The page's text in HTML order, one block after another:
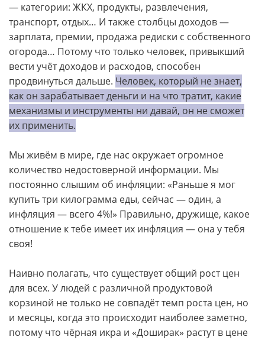
— категории: ЖКХ, продукты, развлечения,
транспорт, отдых… И также столбцы доходов —
зарплата, премии, продажа редиски с собственного
огорода… Потому что только человек, привыкший
вести учёт доходов и расходов, способен
продвинуться дальше. Человек, который не знает,
как он зарабатывает деньги и на что тратит, какие
механизмы и инструменты ни давай, он не сможет
их применить.
Мы живём в мире, где нас окружает огромное
количество недостоверной информации. Мы
постоянно слышим об инфляции: «Раньше я мог
купить три килограмма еды, сейчас — один, а
инфляция — всего 4%!» Правильно, дружище, какое
отношение к тебе имеет их инфляция — она у тебя
своя!
Наивно полагать, что существует общий рост цен
для всех. У людей с различной продуктовой
корзиной не только не совпадёт темп роста цен, но
и месяцы, когда это происходит наиболее заметно,
потому что чёрная икра и «Доширак» растут в цене